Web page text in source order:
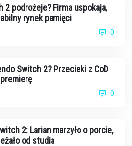
2 podrożeje? Firma uspokaja,
rynek pamięci
0
Switch 2? Przecieki z CoD
0
2: Larian marzyło o porcie,
od studia